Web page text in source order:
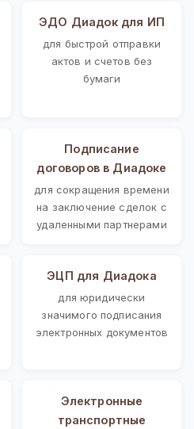
ЭДО Диадок для ИП
для быстрой отправки
актов и счетов без
бумаги
Подписание
договоров в Диадоке
для сокращения времени
на заключение сделок с
удаленными партнерами
ЭЦП для Диадока
для юридически
значимого подписания
электронных документов
Электронные
транспортные